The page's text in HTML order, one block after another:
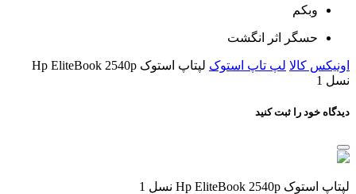
وبکم
حسگر اثر انگشت
اونیکس کالا لپ تاپ استوک
لپتاپ استوک Hp EliteBook 2540p
نسل 1
دیدگاه خود را ثبت کنید
لپتاپ استوک Hp EliteBook 2540p نسل 1